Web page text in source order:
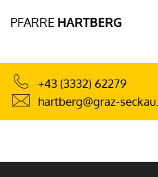
PFARRE HARTBERG
+43 (3332) 62279
hartberg@graz-